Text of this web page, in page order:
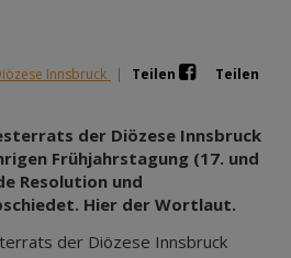
Innsbruck | Teilen
Teilen
der Diözese Innsbruck
Frühjahrstagung (17. und
Resolution und
Hier der Wortlaut.
der Diözese Innsbruck